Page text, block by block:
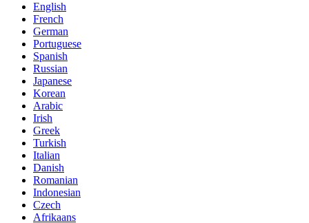
English
French
German
Portuguese
Spanish
Russian
Japanese
Korean
Arabic
Irish
Greek
Turkish
Italian
Danish
Romanian
Indonesian
Czech
Afrikaans